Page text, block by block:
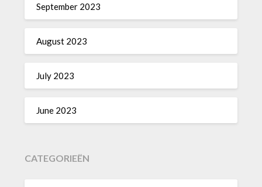
September 2023
August 2023
July 2023
June 2023
CATEGORIEËN